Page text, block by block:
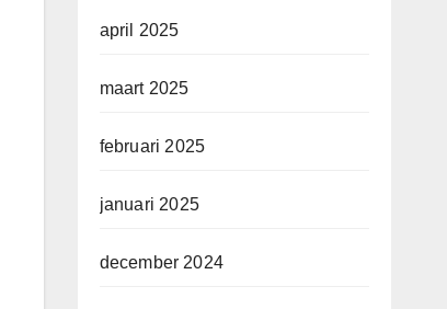
april 2025
maart 2025
februari 2025
januari 2025
december 2024